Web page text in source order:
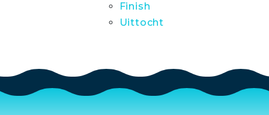
Finish
Uittocht